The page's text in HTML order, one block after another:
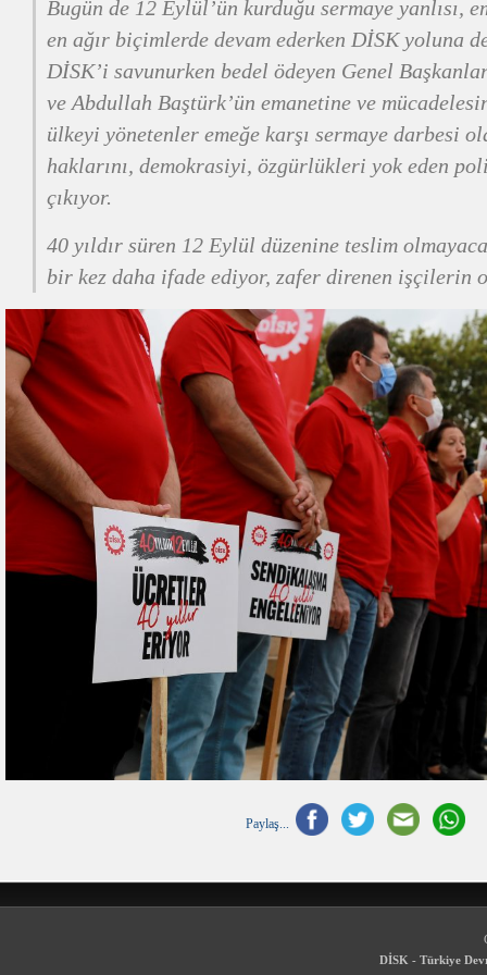
Bugün de 12 Eylül’ün kurduğu sermaye yanlısı,
en ağır biçimlerde devam ederken DİSK yoluna
DİSK’i savunurken bedel ödeyen Genel
ve Abdullah Baştürk’ün emanetine ve
ülkeyi yönetenler emeğe karşı sermaye darbesi
haklarını, demokrasiyi, özgürlükleri yok eden
çıkıyor.
40 yıldır süren 12 Eylül düzenine teslim
bir kez daha ifade ediyor, zafer direnen işçilerin
Paylaş...
DİSK - Türkiye